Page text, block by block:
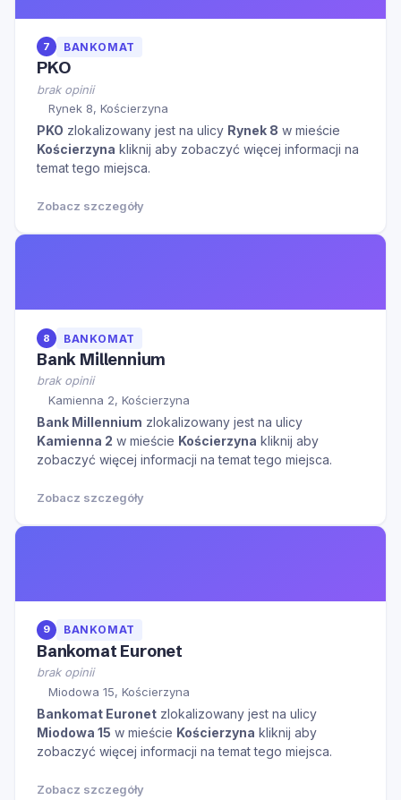
7 BANKOMAT
PKO
brak opinii
Rynek 8, Kościerzyna
PKO zlokalizowany jest na ulicy Rynek 8 w mieście
Kościerzyna kliknij aby zobaczyć więcej informacji na
temat tego miejsca.
Zobacz szczegóły
8 BANKOMAT
Bank Millennium
brak opinii
Kamienna 2, Kościerzyna
Bank Millennium zlokalizowany jest na ulicy
Kamienna 2 w mieście Kościerzyna kliknij aby
zobaczyć więcej informacji na temat tego miejsca.
Zobacz szczegóły
9 BANKOMAT
Bankomat Euronet
brak opinii
Miodowa 15, Kościerzyna
Bankomat Euronet zlokalizowany jest na ulicy
Miodowa 15 w mieście Kościerzyna kliknij aby
zobaczyć więcej informacji na temat tego miejsca.
Zobacz szczegóły